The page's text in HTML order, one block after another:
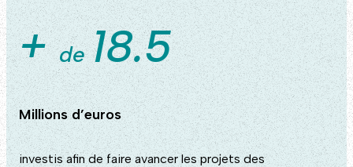
+de18.5
Millions d’euros
investis afin de faire avancer les projets des